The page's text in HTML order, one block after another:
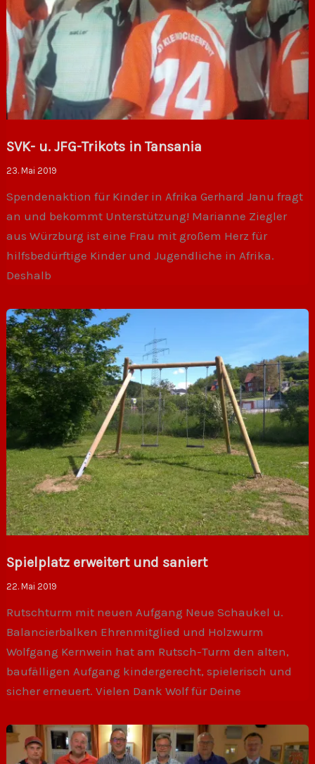
SVK- u. JFG-Trikots in Tansania
23. Mai 2019
Spendenaktion für Kinder in Afrika Gerhard Janu fragt
an und bekommt Unterstützung! Marianne Ziegler
aus Würzburg ist eine Frau mit großem Herz für
hilfsbedürftige Kinder und Jugendliche in Afrika.
Deshalb
Spielplatz erweitert und saniert
22. Mai 2019
Rutschturm mit neuen Aufgang Neue Schaukel u.
Balancierbalken Ehrenmitglied und Holzwurm
Wolfgang Kernwein hat am Rutsch-Turm den alten,
baufälligen Aufgang kindergerecht, spielerisch und
sicher erneuert. Vielen Dank Wolf für Deine